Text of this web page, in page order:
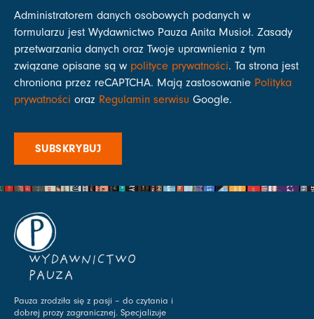
Administratorem danych osobowych podanych w
formularzu jest Wydawnictwo Pauza Anita Musioł. Zasady
przetwarzania danych oraz Twoje uprawnienia z tym
związane opisane są w polityce prywatności. Ta strona jest
chroniona przez reCAPTCHA. Mają zastosowanie Polityka
prywatności oraz Regulamin serwisu Google.
SUBSKRYBUJ
WYDAWNICTWO
PAUZA
Pauza zrodziła się z pasji – do czytania i
dobrej prozy zagranicznej. Specjalizuje